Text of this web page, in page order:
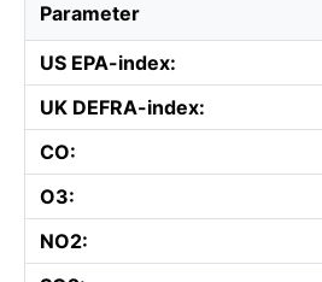
Parameter
US EPA-index:
UK DEFRA-index:
CO:
O3:
NO2: